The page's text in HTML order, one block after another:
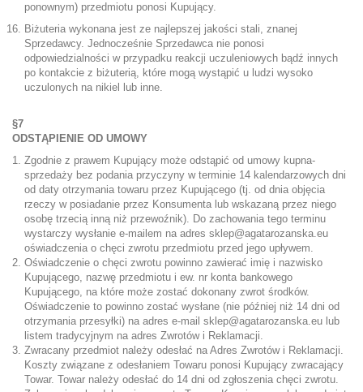
ponownym) przedmiotu ponosi Kupujący.
Biżuteria wykonana jest ze najlepszej jakości stali, znanej
Sprzedawcy. Jednocześnie Sprzedawca nie ponosi
odpowiedzialności w przypadku reakcji uczuleniowych bądź innych
po kontakcie z biżuterią, które mogą wystąpić u ludzi wysoko
uczulonych na nikiel lub inne.
§7
ODSTĄPIENIE OD UMOWY
Zgodnie z prawem Kupujący może odstąpić od umowy kupna-
sprzedaży bez podania przyczyny w terminie 14 kalendarzowych dni
od daty otrzymania towaru przez Kupującego (tj. od dnia objęcia
rzeczy w posiadanie przez Konsumenta lub wskazaną przez niego
osobę trzecią inną niż przewoźnik). Do zachowania tego terminu
wystarczy wysłanie e-mailem na adres sklep@agatarozanska.eu
oświadczenia o chęci zwrotu przedmiotu przed jego upływem.
Oświadczenie o chęci zwrotu powinno zawierać imię i nazwisko
Kupującego, nazwę przedmiotu i ew. nr konta bankowego
Kupującego, na które może zostać dokonany zwrot środków.
Oświadczenie to powinno zostać wysłane (nie później niż 14 dni od
otrzymania przesyłki) na adres e-mail sklep@agatarozanska.eu lub
listem tradycyjnym na adres Zwrotów i Reklamacji.
Zwracany przedmiot należy odesłać na Adres Zwrotów i Reklamacji.
Koszty związane z odesłaniem Towaru ponosi Kupujący zwracający
Towar. Towar należy odesłać do 14 dni od zgłoszenia chęci zwrotu.